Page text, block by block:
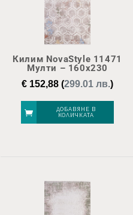
Килим NovaStyle 11471
Мулти – 160х230
€ 152,88 (299.01 лв.)
ДОБАВЯНЕ В
КОЛИЧКАТА